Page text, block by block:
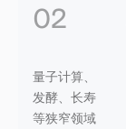
02
量子计算、
发酵、长寿
等狭窄领域